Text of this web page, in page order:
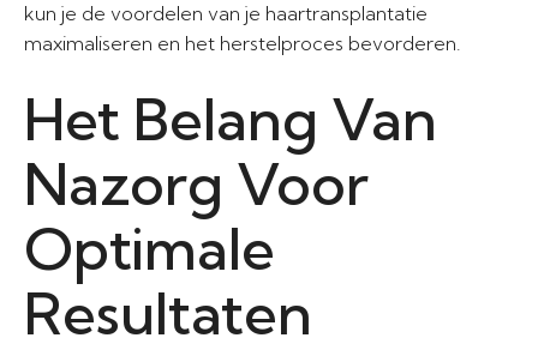
kun je de voordelen van je haartransplantatie
maximaliseren en het herstelproces bevorderen.
Het Belang Van
Nazorg Voor
Optimale
Resultaten